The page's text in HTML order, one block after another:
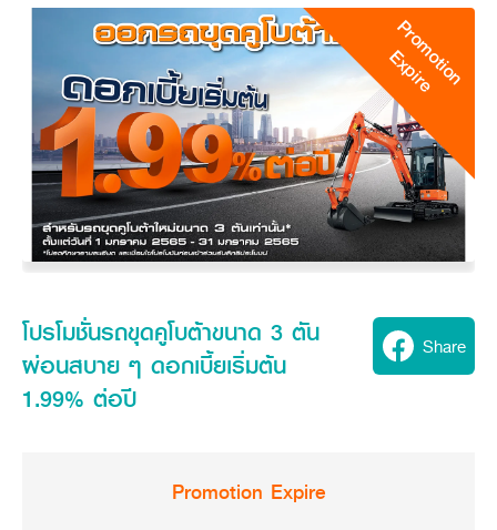
Tractor
Tractor implement
Combine Harvester
Rice Transplanter
Transplant Accessory
Diesel Engine
Power Tiller
Other products
Construction
Mini-excavator Implement
Wheel Loader
Agricultural Innovation
Knowledge
Dealers
Machinery
Machinery
Seeding Center
Seeding Center
Offers
Materials
Join the Network
Contact
Corporate
About Us
Company History
Vision & Mission
International
Background
Export Products
Career
Career
Job Positions
Employee Welfare
New Update
News & Activity
Corporate News
News & Social Activity
Online
Showroom
Customer Service
Leasing
Promotion
Expire
โปรโมชั่นรถขุดคูโบต้าขนาด 3 ตัน
ผ่อนสบาย ๆ ดอกเบี้ยเริ่มต้น
1.99% ต่อปี
Share
Promotion Expire